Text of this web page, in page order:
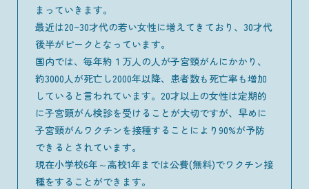
まっていきます。
最近は20~30才代の若い女性に増えてきており、30才代
後半がピークとなっています。
国内では、毎年約１万人の人が子宮頸がんにかかり、
約3000人が死亡し2000年以降、患者数も死亡率も増加
していると言われています。20才以上の女性は定期的
に子宮頸がん検診を受けることが大切ですが、早めに
子宮頸がんワクチンを接種することにより90%が予防
できるとされています。
現在小学校6年～高校1年までは公費(無料)でワクチン接
種をすることができます。